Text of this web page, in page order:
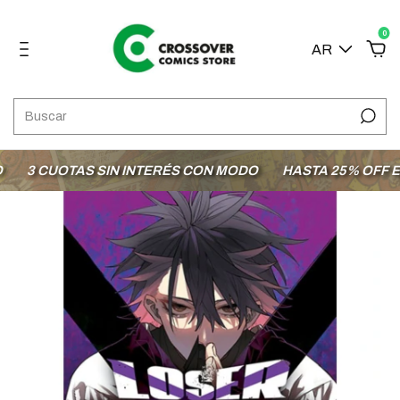
AR
0
3 CUOTAS SIN INTERÉS CON MODO HASTA 25% OFF EN